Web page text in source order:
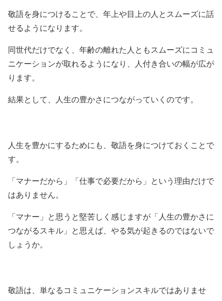
敬語を身につけることで、年上や目上の人とスムーズに話
せるようになります。
同世代だけでなく、年齢の離れた人ともスムーズにコミュ
ニケーションが取れるようになり、人付き合いの幅が広が
ります。
結果として、人生の豊かさにつながっていくのです。
人生を豊かにするためにも、敬語を身につけておくことで
す。
「マナーだから」「仕事で必要だから」という理由だけで
はありません。
「マナー」と思うと堅苦しく感じますが「人生の豊かさに
つながるスキル」と思えば、やる気が起きるのではないで
しょうか。
敬語は、単なるコミュニケーションスキルではありませ